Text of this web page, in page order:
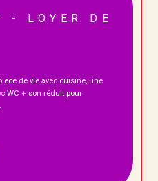
- LOYER DE
de vie avec cuisine, une
WC + son réduit pour